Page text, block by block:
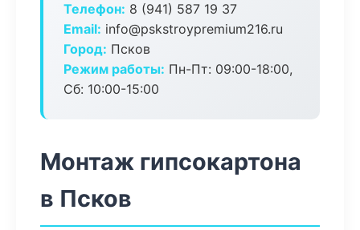
Телефон: 8 (941) 587 19 37
Email: info@pskstroypremium216.ru
Город: Псков
Режим работы: Пн-Пт: 09:00-18:00,
Сб: 10:00-15:00
Монтаж гипсокартона
в Псков